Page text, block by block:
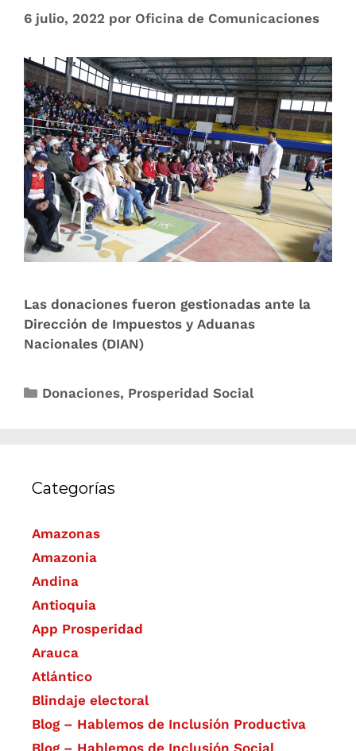
6 julio, 2022 por Oficina de Comunicaciones
Las donaciones fueron gestionadas ante la
Dirección de Impuestos y Aduanas
Nacionales (DIAN)
Donaciones, Prosperidad Social
Categorías
Amazonas
Amazonia
Andina
Antioquia
App Prosperidad
Arauca
Atlántico
Blindaje electoral
Blog – Hablemos de Inclusión Productiva